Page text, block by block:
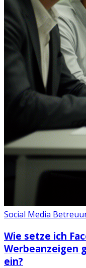
Social Media
Wie setze ich
Werbeanzeigen
ein?